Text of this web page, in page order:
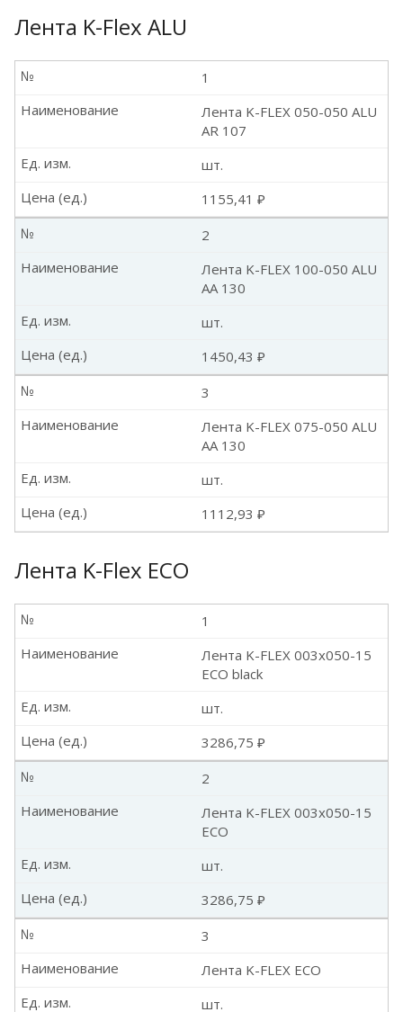
Лента K-Flex ALU
1
№
Лента K-FLEX 050-050 ALU
AR 107
Наименование
шт.
Ед. изм.
1155,41 ₽
Цена (ед.)
2
№
Лента K-FLEX 100-050 ALU
AA 130
Наименование
шт.
Ед. изм.
1450,43 ₽
Цена (ед.)
3
№
Лента K-FLEX 075-050 ALU
AA 130
Наименование
шт.
Ед. изм.
1112,93 ₽
Цена (ед.)
Лента K-Flex ECO
1
№
Лента K-FLEX 003x050-15
ECO black
Наименование
шт.
Ед. изм.
3286,75 ₽
Цена (ед.)
2
№
Лента K-FLEX 003x050-15
ECO
Наименование
шт.
Ед. изм.
3286,75 ₽
Цена (ед.)
3
№
Лента K-FLEX ECO
Наименование
шт.
Ед. изм.